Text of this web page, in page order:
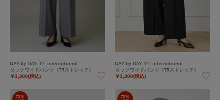
DAY by DAY It's international
タックワイドパンツ《TRストレッチ》
￥3,300(税込)
DAY by DAY It's international
タックワイドパンツ《TRストレッチ》
￥3,300(税込)
70%
70%